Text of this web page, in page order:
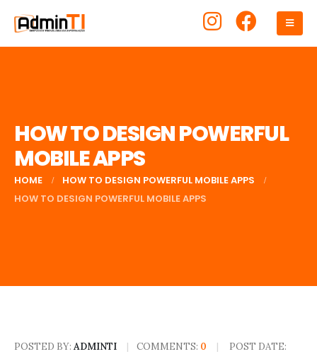
HOW TO DESIGN POWERFUL
MOBILE APPS
HOME
HOW TO DESIGN POWERFUL MOBILE APPS
HOW TO DESIGN POWERFUL MOBILE APPS
POSTED BY: ADMINTI COMMENTS: 0
POST DATE: